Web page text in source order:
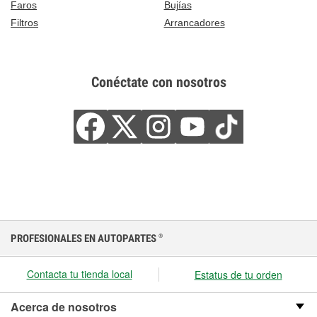
Faros
Bujías
Filtros
Arrancadores
Conéctate con nosotros
PROFESIONALES EN AUTOPARTES ®
Contacta tu tienda local Estatus de tu orden
Acerca de nosotros